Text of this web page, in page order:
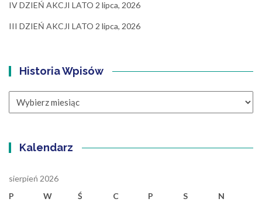
IV DZIEŃ AKCJI LATO 2 lipca, 2026
III DZIEŃ AKCJI LATO 2 lipca, 2026
Historia Wpisów
Historia
Wpisów
Kalendarz
sierpień 2026
P
W Ś C P S
N